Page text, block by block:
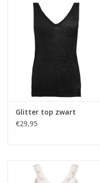
Glitter top zwart
€29,95